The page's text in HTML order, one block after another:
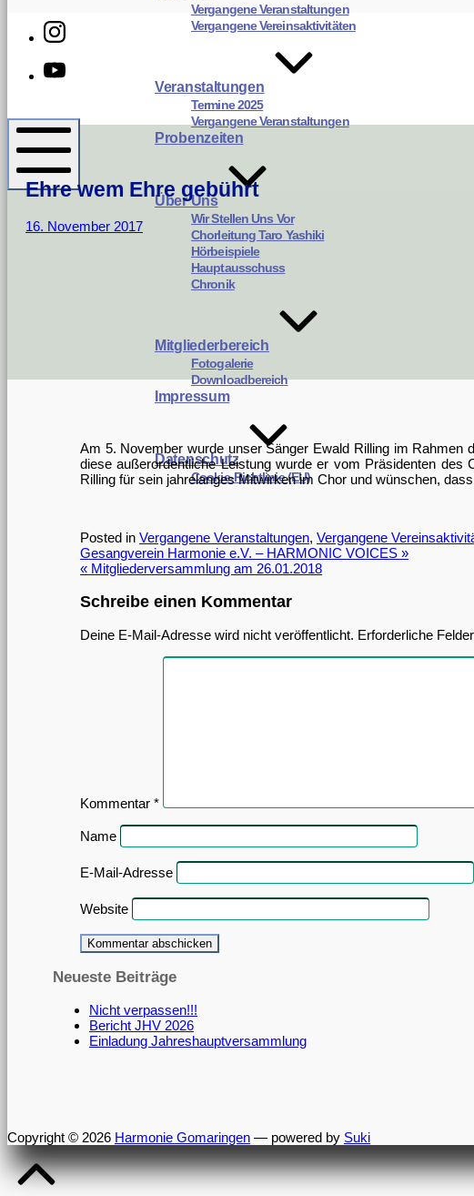
Vergangene Veranstaltungen
Vergangene Vereinsaktivitäten
Veranstaltungen
Termine 2025
Vergangene Veranstaltungen
Probenzeiten
Über Uns
Wir Stellen Uns Vor
Chorleitung Taro Yashiki
Hörbeispiele
Hauptausschuss
Chronik
Mitgliederbereich
Fotogalerie
Downloadbereich
Impressum
Datenschutz
Cookie-Richtlinie (EU)
Gomaringen
Mobile
Ehre wem Ehre gebührt
16. November 201711.
November
Am 5. November wurde unser Sänger Ewald Rilling im Rahmen
diese außerordentliche Leistung wurde er vom Präsidenten des
Rilling für sein jahrelanges Mitwirken im Chor und wünschen,
Posted in Vergangene Veranstaltungen, Vergangene
Beitragsnavigation
Gesangverein Harmonie e.V. – HARMONIC VOICES »
« Mitgliederversammlung am 26.01.2018
Schreibe einen Kommentar
Deine E-Mail-Adresse wird nicht veröffentlicht. Erforderliche
Kommentar *
Name
E-Mail-Adresse
Website
Neueste Beiträge
Nicht verpassen!!!
Bericht JHV 2026
Einladung Jahreshauptversammlung
Copyright © 2026 Harmonie Gomaringen — powered by Suki
Back
to